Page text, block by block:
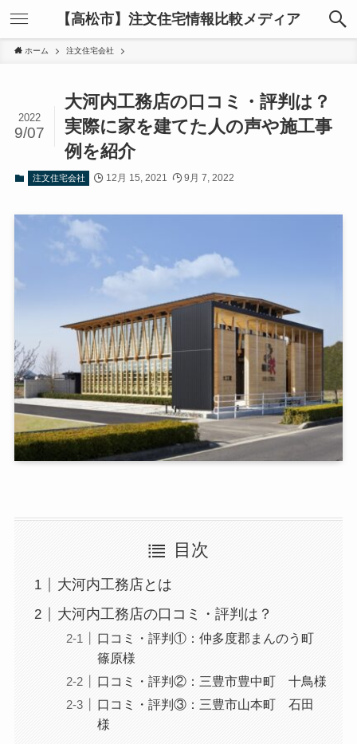
【高松市】注文住宅情報比較メディア
ホーム 注文住宅会社
大河内工務店の口コミ・評判は？
実際に家を建てた人の声や施工事
例を紹介
2022
9/07
注文住宅会社 12月 15, 2021 9月 7, 2022
目次
大河内工務店とは
大河内工務店の口コミ・評判は？
口コミ・評判①：仲多度郡まんのう町
篠原様
口コミ・評判②：三豊市豊中町 十鳥様
口コミ・評判③：三豊市山本町 石田
様